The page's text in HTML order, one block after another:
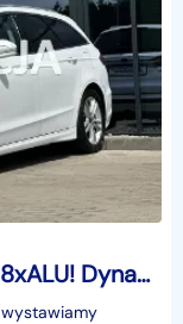
Ford Mondeo IX Mondeo SW 8xALU! Dynamic LED, Navi, Grzane fotele/Szyba, Hak, Kamera,